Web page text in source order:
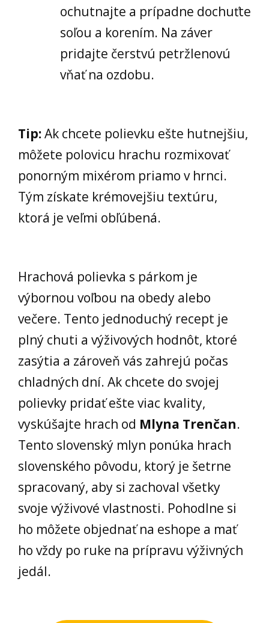
ochutnajte a prípadne dochuťte
soľou a korením. Na záver
pridajte čerstvú petržlenovú
vňať na ozdobu.
Tip:Ak chcete polievku ešte hutnejšiu,
môžete polovicu hrachu rozmixovať
ponorným mixérom priamo v hrnci.
Tým získate krémovejšiu textúru,
ktorá je veľmi obľúbená.
Hrachová polievka s párkom je
výbornou voľbou na obedy alebo
večere. Tento jednoduchý recept je
plný chuti a výživových hodnôt, ktoré
zasýtia a zároveň vás zahrejú počas
chladných dní. Ak chcete do svojej
polievky pridať ešte viac kvality,
vyskúšajte hrach od Mlyna Trenčan.
Tento slovenský mlyn ponúka hrach
slovenského pôvodu, ktorý je šetrne
spracovaný, aby si zachoval všetky
svoje výživové vlastnosti. Pohodlne si
ho môžete objednať na eshope a mať
ho vždy po ruke na prípravu výživných
jedál.